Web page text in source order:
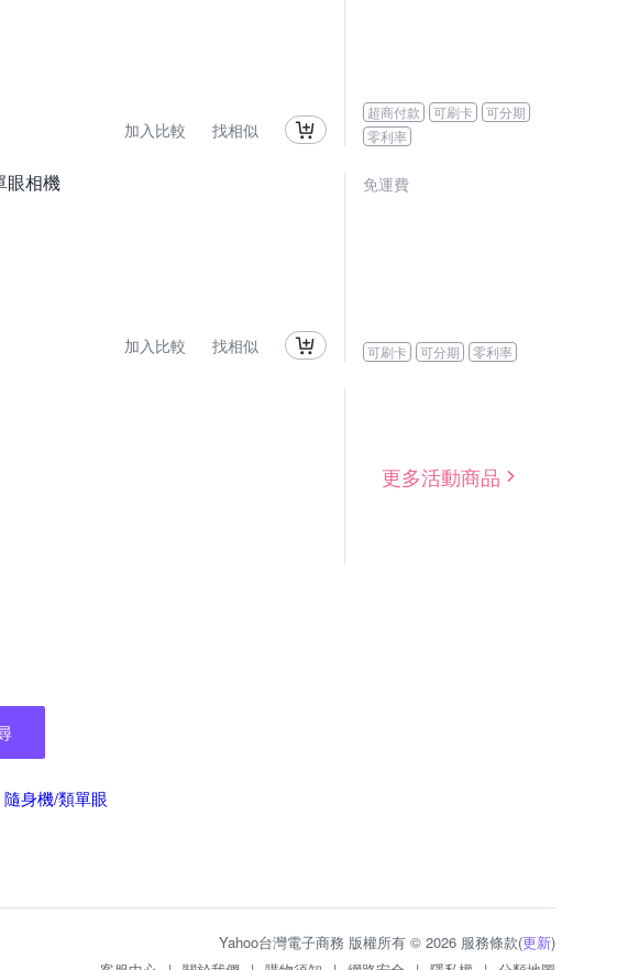
加入比較 找相似
超商付款 可刷卡
可分期
零利率
眼相機
加入比較 找相似
免運費
可刷卡 可分期 零利率
更多活動商品
身機/類單眼
Yahoo台灣電子商務 版權所有 © 2026 服務條款(更新)